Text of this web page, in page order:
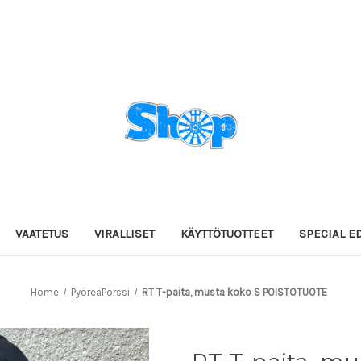
VAATETUS VIRALLISET KÄYTTÖTUOTTEET SPECIAL
Home PyöreäPörssi RT T-paita, musta koko S POISTOTUOTE